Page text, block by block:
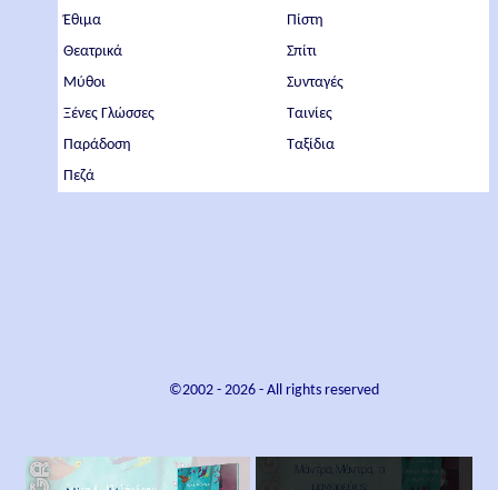
Έθιμα
Θεατρικά
Μύθοι
Ξένες Γλώσσες
Παράδοση
Πεζά
Πίστη
Σπίτι
Συνταγές
Ταινίες
Ταξίδια
©2002 - 2026- All rights reserved
×